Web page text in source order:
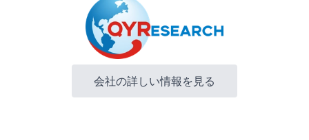
会社の詳しい情報を見る